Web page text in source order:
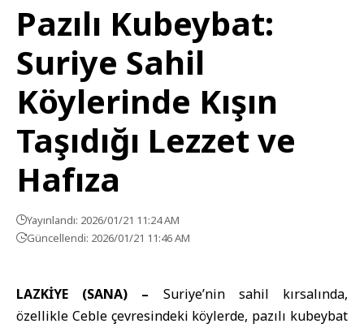
Pazılı Kubeybat:
Suriye Sahil
Köylerinde Kışın
Taşıdığı Lezzet ve
Hafıza
Yayınlandı: 2026/01/21 11:24 AM
Güncellendi: 2026/01/21 11:46 AM
LAZKİYE (SANA) – Suriye’nin sahil kırsalında,
özellikle Cebleçevresindeki köylerde, pazılı kubeybat